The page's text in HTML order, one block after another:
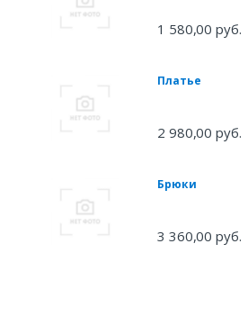
1 580,00 руб.
Платье
2 980,00 руб.
Брюки
3 360,00 руб.